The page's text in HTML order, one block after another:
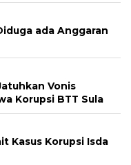
ada Anggaran
Vonis
Korupsi BTT Sula
Kasus Korupsi Isda